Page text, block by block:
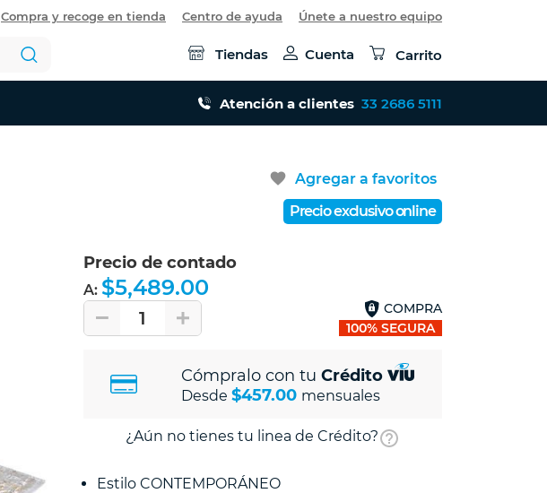
Compra y recoge en tienda Centro de ayuda Únete a nuestro equipo
Tiendas Cuenta Carrito
Atención a clientes 33 2686 5111
favorite Agregar a favoritos
Precio de contado
A: $5,489.00
1
Precio exclusivo online
COMPRA
100% SEGURA
Cómpralo con tu Crédito
Desde $457.00 mensuales
¿Aún no tienes tu linea de Crédito?
Estilo CONTEMPORÁNEO